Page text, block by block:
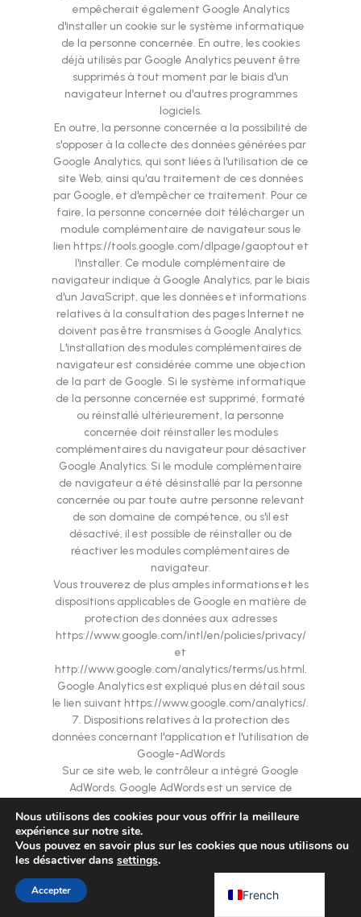
empêcherait également Google Analytics
d'installer un cookie sur le système informatique
de la personne concernée. En outre, les cookies
déjà utilisés par Google Analytics peuvent être
supprimés à tout moment par le biais d'un
navigateur Internet ou d'autres programmes
logiciels.
En outre, la personne concernée a la possibilité de
s'opposer à la collecte des données générées par
Google Analytics, qui sont liées à l'utilisation de ce
site Web, ainsi qu'au traitement de ces données
par Google, et d'empêcher ce traitement. Pour ce
faire, la personne concernée doit télécharger un
module complémentaire de navigateur sous le
lien https://tools.google.com/dlpage/gaoptout et
l'installer. Ce module complémentaire de
navigateur indique à Google Analytics, par le biais
d'un JavaScript, que les données et informations
relatives à la consultation des pages Internet ne
doivent pas être transmises à Google Analytics.
L'installation des modules complémentaires de
navigateur est considérée comme une objection
de la part de Google. Si le système informatique
de la personne concernée est supprimé, formaté
ou réinstallé ultérieurement, la personne
concernée doit réinstaller les modules
complémentaires du navigateur pour désactiver
Google Analytics. Si le module complémentaire
de navigateur a été désinstallé par la personne
concernée ou par toute autre personne relevant
de son domaine de compétence, ou s'il est
désactivé, il est possible de réinstaller ou de
réactiver les modules complémentaires de
navigateur.
Vous trouverez de plus amples informations et les
dispositions applicables de Google en matière de
protection des données aux adresses
https://www.google.com/intl/en/policies/privacy/
et
http://www.google.com/analytics/terms/us.html.
Google Analytics est expliqué plus en détail sous
le lien suivant https://www.google.com/analytics/.
7. Dispositions relatives à la protection des
données concernant l'application et l'utilisation de
Google-AdWords
Sur ce site web, le contrôleur a intégré Google
AdWords. Google AdWords est un service de
placer des annonces dans les résultats du moteur
de recherche de Google et dans le réseau
publicitaire de Google. Google AdWords permet à
un annonceur de prédéfinir des mots-clés
spécifiques à l'aide desquels une annonce sera
affichée dans les résultats de recherche de
Nous utilisons des cookies pour vous offrir la meilleure
expérience sur notre site.
Vous pouvez en savoir plus sur les cookies que nous utilisons ou
les désactiver dans settings.
Accepter French
German
Arabic
Spanish
Italian
Hebrew
Japanese
Portuguese
Chinese